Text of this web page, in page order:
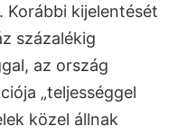
Korábbi kijelentését
százalékig
az ország
„teljességgel
közel állnak